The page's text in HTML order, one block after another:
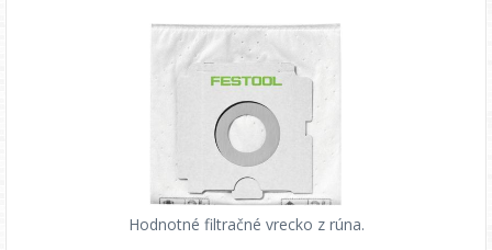
Hodnotné filtračné vrecko z rúna.